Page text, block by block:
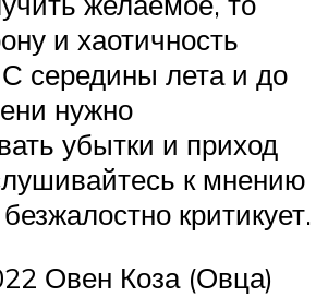
и хаотичность
середины лета и до
нужно
убытки и приход
к мнению
критикует.
Овен Коза (Овца)